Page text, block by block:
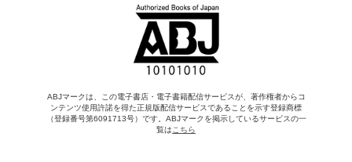
ABJマークは、この電子書店・電子書籍配信サービスが、著作権者からコ
ンテンツ使用許諾を得た正規版配信サービスであることを示す登録商標
（登録番号第6091713号）です。ABJマークを掲示しているサービスの一
覧は こちら